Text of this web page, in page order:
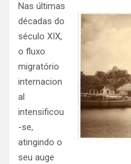
Nas últimas
décadas do
século XIX,
o fluxo
migratório
internacion
al
intensificou
-se,
atingindo o
seu auge